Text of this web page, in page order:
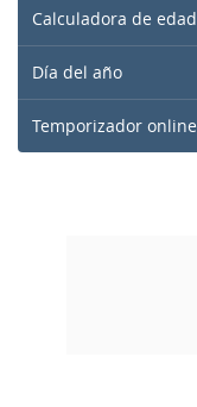
Calculadora de edad
Día del año
Temporizador online